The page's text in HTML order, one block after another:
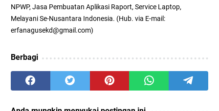
NPWP, Jasa Pembuatan Aplikasi Raport, Service Laptop,
Melayani Se-Nusantara Indonesia. (Hub. via E-mail:
erfanagusekd@gmail.com)
Berbagi